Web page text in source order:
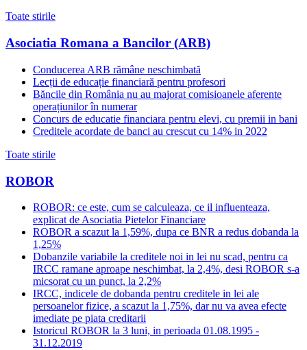
Toate stirile
Asociatia Romana a Bancilor (ARB)
Conducerea ARB rămâne neschimbată
Lecții de educație financiară pentru profesori
Băncile din România nu au majorat comisioanele aferente
operațiunilor în numerar
Concurs de educatie financiara pentru elevi, cu premii in bani
Creditele acordate de banci au crescut cu 14% in 2022
Toate stirile
ROBOR
ROBOR: ce este, cum se calculeaza, ce il influenteaza,
explicat de Asociatia Pietelor Financiare
ROBOR a scazut la 1,59%, dupa ce BNR a redus dobanda la
1,25%
Dobanzile variabile la creditele noi in lei nu scad, pentru ca
IRCC ramane aproape neschimbat, la 2,4%, desi ROBOR s-a
micsorat cu un punct, la 2,2%
IRCC, indicele de dobanda pentru creditele in lei ale
persoanelor fizice, a scazut la 1,75%, dar nu va avea efecte
imediate pe piata creditarii
Istoricul ROBOR la 3 luni, in perioada 01.08.1995 -
31.12.2019